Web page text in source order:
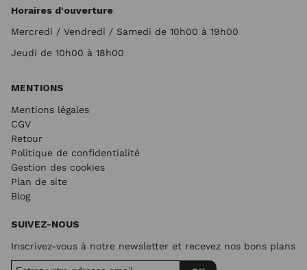
Horaires d'ouverture
Mercredi / Vendredi / Samedi de 10h00 à 19h00
Jeudi de 10h00 à 18h00
MENTIONS
Mentions légales
CGV
Retour
Politique de confidentialité
Gestion des cookies
Plan de site
Blog
SUIVEZ-NOUS
Inscrivez-vous à notre newsletter et recevez nos bons plans